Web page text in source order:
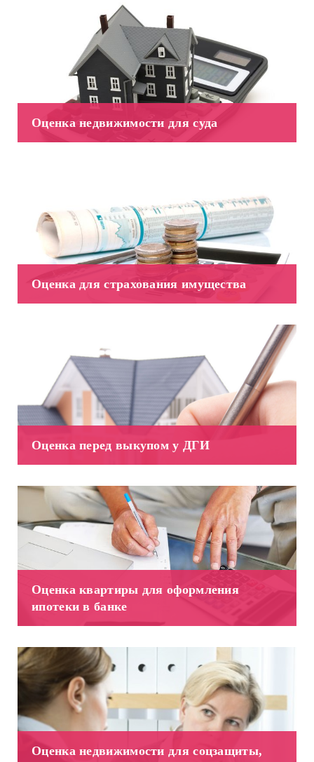
Оценка недвижимости для суда
Оценка для страхования имущества
Оценка перед выкупом у ДГИ
Оценка квартиры для оформления
ипотеки в банке
Оценка недвижимости для соцзащиты,